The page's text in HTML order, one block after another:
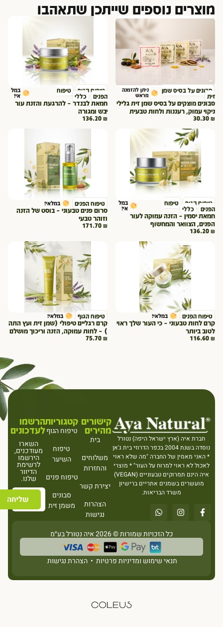
מוצרים נוספים שייתכן שתאהבו
סבונים על בסיס שמן
זית
ניתן להזמנה
מראש
סבונים מוצקים על בסיס שמן זית גלילי
ניקוי עמוק, רעננות ולחות טבעית
30.30
טיפוח הגוף
טיפוח
הפנים
כללי
במל
אי!
חמאת לבנדר – להרגעת והזנת עור
יבש ומגורה
136.20
טיפוח הגוף
טיפוח
הפנים
כללי
במל
אי!
חמאת יסמין – הזנה עמוקה לעור
הפנים, הצוואר והמחשוף
136.20
טיפוח הפנים במלאי!
סרום פנים טבעוני – בוסט של הזנה
וזוהר טבעי
171.70
טיפוח הפנים במלאי!
קרם לחות טבעוני – כי העור שלך ראוי
לטוב ביותר
116.60
טיפוח הגוף במלאי!
קרם רגליים טיפולי (שמן זית ועץ התה
75.70
חברת איה (ארץ ישראל היפה) נטורל
נוסדה בשנת 2004 בכפר הדרוזי בית ג'אן
* האני מאמין של החברה "מה שלא ראוי
לאכול לא ראוי למרוח על העור" * מוצרי
איה הינם תמרוקים טבעוניים (VEGAN)
מועשרים בשמנים אתריים ברישיון
משרד הבריאות.
קישורים
מהירים
בית
משלוחים
והחזרות
יצירת קשר
הצהרות
נגישות
קטגוריות
טיפוח הגוף
טיפוח
השיער
טיפוח פנים
סבונים
משמן זית
הרשמו
לעדכונים
השארו
מעודכנים,
הירשמו
לרשימת
הדיוור
שלנו.
שליחה
כל הזכויות שמורות © 2026 איה נטורל בע״מ
תנאי שימוש ומדיניות פרטיות• הצהרת נגישות